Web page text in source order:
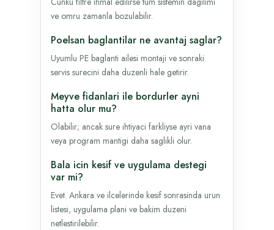
ve omru zamanla bozulabilir.
Poelsan baglantilar ne avantaj saglar?
Uyumlu PE baglanti ailesi montaji ve sonraki
servis surecini daha duzenli hale getirir.
Meyve fidanlari ile bordurler ayni
hatta olur mu?
Olabilir; ancak sure ihtiyaci farkliyse ayri vana
veya program mantigi daha saglikli olur.
Bala icin kesif ve uygulama destegi
var mi?
Evet. Ankara ve ilcelerinde kesif sonrasinda urun
listesi, uygulama plani ve bakim duzeni
netlestirilebilir.